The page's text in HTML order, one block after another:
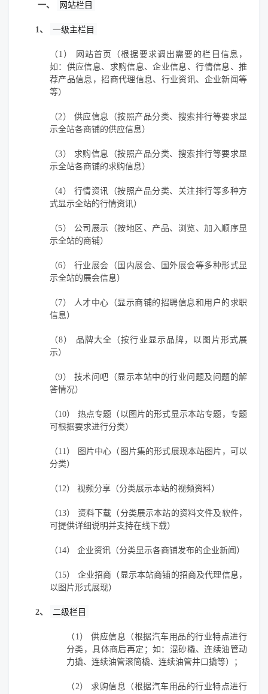
一、 网站栏目
1、 一级主栏目
（1）
网站首页（根据要求调出需要的栏目信息，
如：供应信息、求购信息、企业信息、行情信息、推
荐产品信息，招商代理信息、行业资讯、企业新闻等
等）
（2） 供应信息（按照产品分类、搜索排行等要求显
示全站各商铺的供应信息）
（3） 求购信息（按照产品分类、搜索排行等要求显
示全站各商铺的求购信息）
（4） 行情资讯（按照产品分类、关注排行等多种方
式显示全站的行情资讯）
（5） 公司展示（按地区、产品、浏览、加入顺序显
示全站的商铺）
（6） 行业展会（国内展会、国外展会等多种形式显
示全站的展会信息）
（7） 人才中心（显示商铺的招聘信息和用户的求职
信息）
（8） 品牌大全（按行业显示品牌，以图片形式展
示）
（9） 技术问吧（显示本站中的行业问题及问题的解
答情况）
（10） 热点专题（以图片的形式显示本站专题，专题
可根据要求进行分类）
（11）
图片中心（图片集的形式展现本站图片，可以
分类）
（12） 视频分享（分类展示本站的视频资料）
（13） 资料下载（分类展示本站的资料文件及软件，
可提供详细说明并支持在线下载）
（14） 企业资讯（分类显示各商铺发布的企业新闻）
（15） 企业招商（显示本站商铺的招商及代理信息，
以图片形式展现）
2、 二级栏目
（1）供应信息（根据汽车用品的行业特点进行
分类，具体商后再定；如：混砂橇、连续油管动
力撬、连续油管滚筒橇、连续油管井口撬等）；
（2）求购信息（根据汽车用品的行业特点进行